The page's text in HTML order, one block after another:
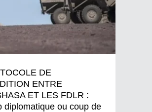
DE
ENTRE
ET LES FDLR :
diplomatique ou coup de